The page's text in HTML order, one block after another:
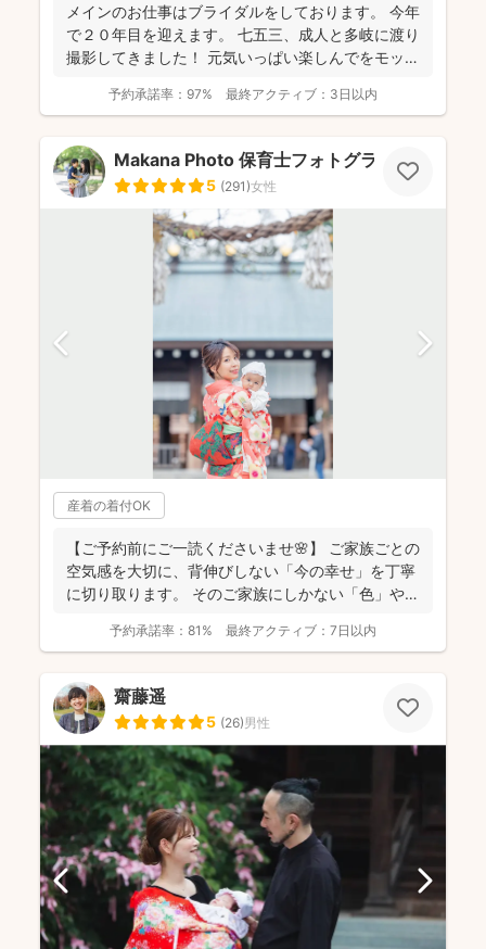
メインのお仕事はブライダルをしております。 今年
で２０年目を迎えます。 七五三、成人と多岐に渡り
撮影してきました！ 元気いっぱい楽しんでをモット
予約承諾率： 97% 最終アクティブ： 3日以内
Makana Photo 保育士フォトグラファー
5 (291)女性
産着の着付OK
【ご予約前にご一読くださいませ🌸】 ご家族ごとの
空気感を大切に、背伸びしない「今の幸せ」を丁寧
に切り取ります。 そのご家族にしかない「色」や、
予約承諾率： 81% 最終アクティブ： 7日以内
齋藤遥
5 (26)男性